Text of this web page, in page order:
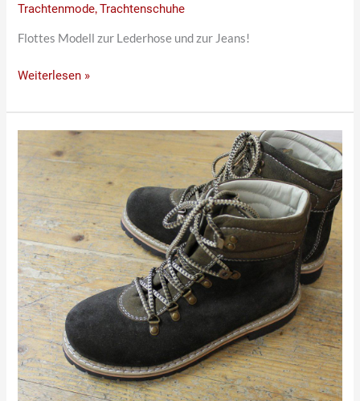
Trachtenmode,Trachtenschuhe
Flottes Modell zur Lederhose und zur Jeans!
Weiterlesen »
Hoher
Herren
Trachtenschuh